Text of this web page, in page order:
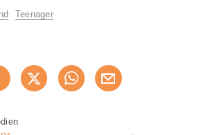
Teenager
Jetzt weiterempfehlen